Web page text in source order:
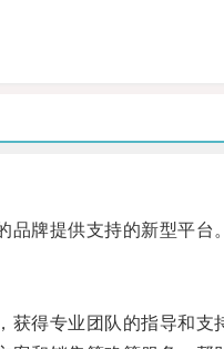
牌提供支持的新型平台。
得专业团队的指导和支